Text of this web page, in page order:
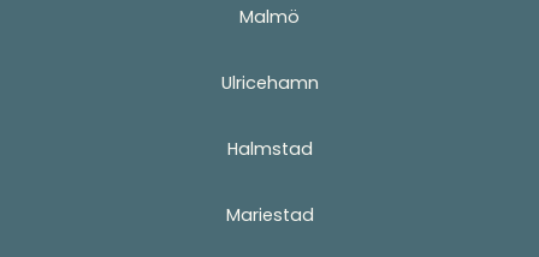
Malmö
Ulricehamn
Halmstad
Mariestad